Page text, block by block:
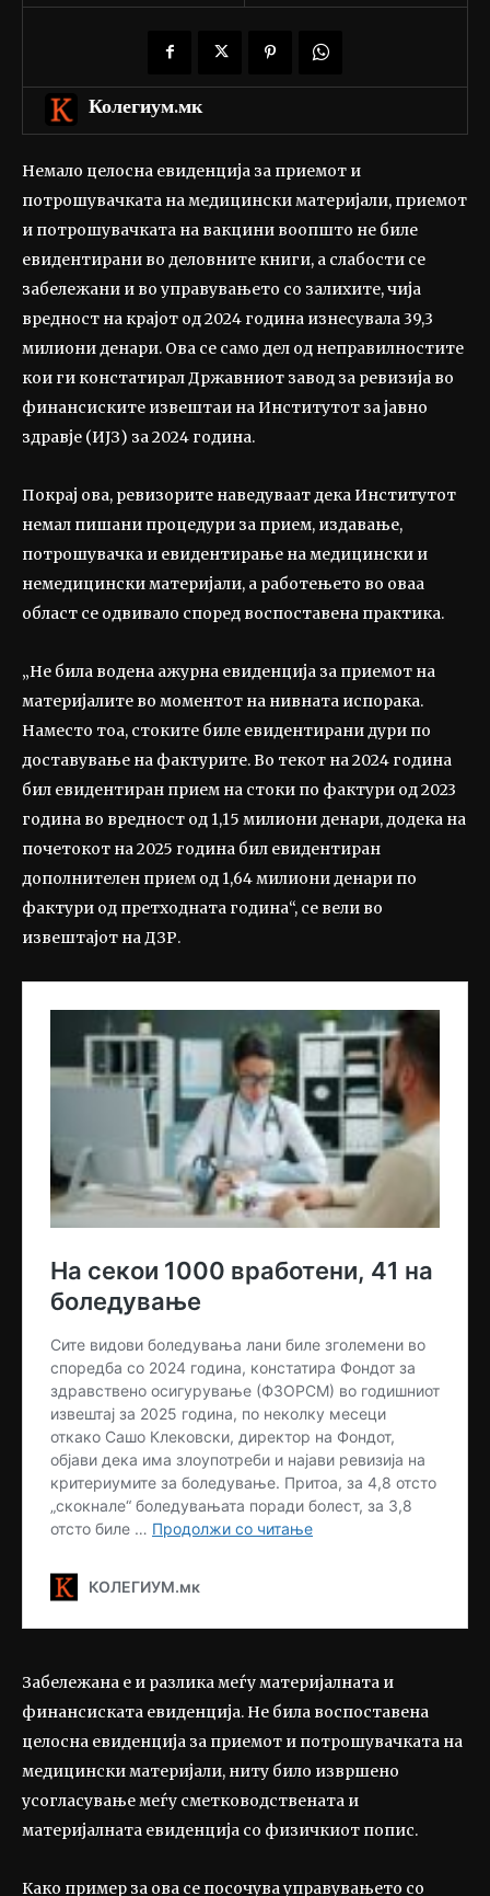
Колегиум.мк
Немало целосна евиденција за приемот и
потрошувачката на медицински материјали, приемот
и потрошувачката на вакцини воопшто не биле
евидентирани во деловните книги, а слабости се
забележани и во управувањето со залихите, чија
вредност на крајот од 2024 година изнесувала 39,3
милиони денари. Ова се само дел од неправилностите
кои ги констатирал Државниот завод за ревизија во
финансиските извештаи на Институтот за јавно
здравје (ИЈЗ) за 2024 година.
Покрај ова, ревизорите наведуваат дека Институтот
немал пишани процедури за прием, издавање,
потрошувачка и евидентирање на медицински и
немедицински материјали, а работењето во оваа
област се одвивало според воспоставена практика.
„Не била водена ажурна евиденција за приемот на
материјалите во моментот на нивната испорака.
Наместо тоа, стоките биле евидентирани дури по
доставување на фактурите. Во текот на 2024 година
бил евидентиран прием на стоки по фактури од 2023
година во вредност од 1,15 милиони денари, додека на
почетокот на 2025 година бил евидентиран
дополнителен прием од 1,64 милиони денари по
фактури од претходната година“, се вели во
извештајот на ДЗР.
Забележана е и разлика меѓу материјалната и
финансиската евиденција. Не била воспоставена
целосна евиденција за приемот и потрошувачката на
медицински материјали, ниту било извршено
усогласување меѓу сметководствената и
материјалната евиденција со физичкиот попис.
Како пример за ова се посочува управувањето со